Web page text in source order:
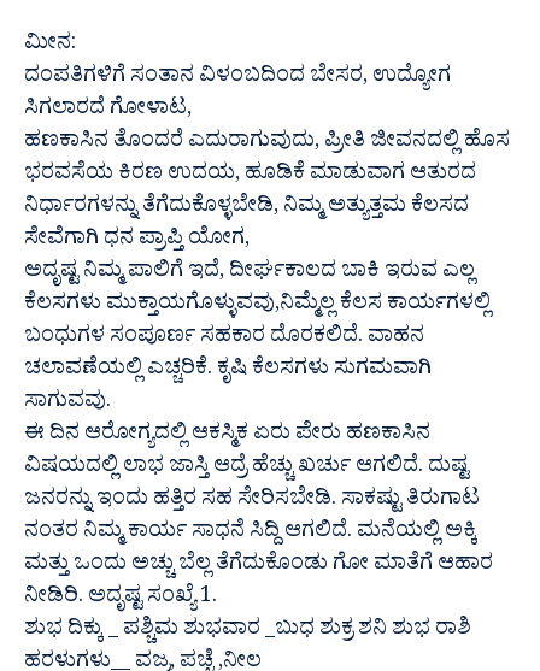
ಮೀನ:
ದಂಪತಿಗಳಿಗೆ ಸಂತಾನ ವಿಳಂಬದಿಂದ ಬೇಸರ, ಉದ್ಯೋಗ
ಸಿಗಲಾರದೆ ಗೋಳಾಟ,
ಹಣಕಾಸಿನ ತೊಂದರೆ ಎದುರಾಗುವುದು, ಪ್ರೀತಿ ಜೀವನದಲ್ಲಿ ಹೊಸ
ಭರವಸೆಯ ಕಿರಣ ಉದಯ, ಹೂಡಿಕೆ ಮಾಡುವಾಗ ಆತುರದ
ನಿರ್ಧಾರಗಳನ್ನು ತೆಗೆದುಕೊಳ್ಳಬೇಡಿ, ನಿಮ್ಮ ಅತ್ಯುತ್ತಮ ಕೆಲಸದ
ಸೇವೆಗಾಗಿ ಧನ ಪ್ರಾಪ್ತಿ ಯೋಗ,
ಅದೃಷ್ಟ ನಿಮ್ಮ ಪಾಲಿಗೆ ಇದೆ, ದೀರ್ಘಕಾಲದ ಬಾಕಿ ಇರುವ ಎಲ್ಲ
ಕೆಲಸಗಳು ಮುಕ್ತಾಯಗೊಳ್ಳುವವು,ನಿಮ್ಮೆಲ್ಲ ಕೆಲಸ ಕಾರ್ಯಗಳಲ್ಲಿ
ಬಂಧುಗಳ ಸಂಪೂರ್ಣ ಸಹಕಾರ ದೊರಕಲಿದೆ. ವಾಹನ
ಚಲಾವಣೆಯಲ್ಲಿ ಎಚ್ಚರಿಕೆ. ಕೃಷಿ ಕೆಲಸಗಳು ಸುಗಮವಾಗಿ
ಸಾಗುವವು.
ಈ ದಿನ ಆರೋಗ್ಯದಲ್ಲಿ ಆಕಸ್ಮಿಕ ಏರು ಪೇರು ಹಣಕಾಸಿನ
ವಿಷಯದಲ್ಲಿ ಲಾಭ ಜಾಸ್ತಿ ಆದ್ರೆ ಹೆಚ್ಚು ಖರ್ಚು ಆಗಲಿದೆ. ದುಷ್ಟ
ಜನರನ್ನು ಇಂದು ಹತ್ತಿರ ಸಹ ಸೇರಿಸಬೇಡಿ. ಸಾಕಷ್ಟು ತಿರುಗಾಟ
ನಂತರ ನಿಮ್ಮ ಕಾರ್ಯ ಸಾಧನೆ ಸಿದ್ದಿ ಆಗಲಿದೆ. ಮನೆಯಲ್ಲಿ ಅಕ್ಕಿ
ಮತ್ತು ಒಂದು ಅಚ್ಚು ಬೆಲ್ಲ ತೆಗೆದುಕೊಂಡು ಗೋ ಮಾತೆಗೆ ಆಹಾರ
ನೀಡಿರಿ. ಅದೃಷ್ಟ ಸಂಖ್ಯೆ 1.
ಶುಭ ದಿಕ್ಕು _ ಪಶ್ಚಿಮ ಶುಭವಾರ _ಬುಧ ಶುಕ್ರ ಶನಿ ಶುಭ ರಾಶಿ
ಹರಳುಗಳು__ ವಜ್ರ, ಪಚ್ಚೆ ,ನೀಲ